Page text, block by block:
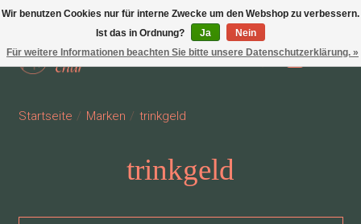
Wunschzettel
Ihr
Startseite / Marken / trinkgeld
trinkgeld
Wir benutzen Cookies nur für interne Zwecke um den Webshop zu verbessern.
Ist das in Ordnung?
Ja
Nein
Für weitere Informationen beachten Sie bitte unsere Datenschutzerklärung. »